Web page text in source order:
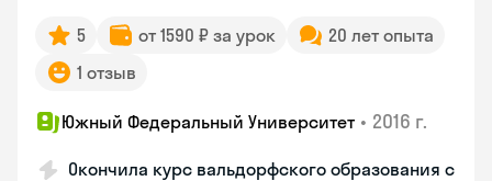
5 от 1590 ₽ за урок
20 лет опыта
1 отзыв
Южный Федеральный Университет • 2016 г.
Окончила курс вальдорфского образования с